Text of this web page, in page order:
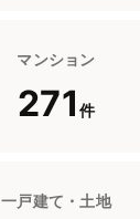
マンション
271 件
一戸建て・土地